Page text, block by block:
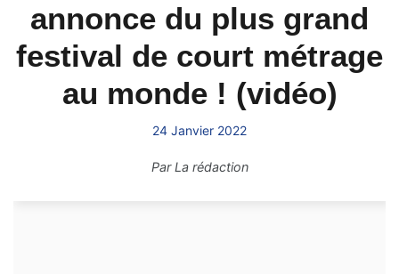
annonce du plus grand
festival de court métrage
au monde ! (vidéo)
24 Janvier 2022
ParLa rédaction